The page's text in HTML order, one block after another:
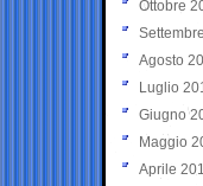
Ottobre
Agosto
Luglio
Giugno
Maggio
Aprile